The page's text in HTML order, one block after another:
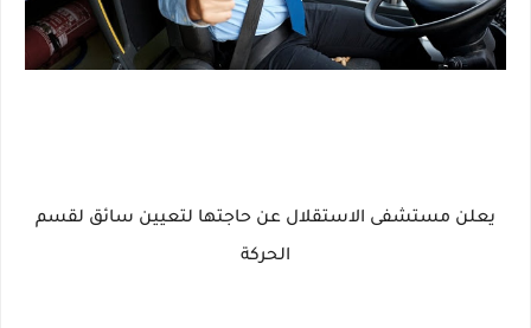
يعلن مستشفى الاستقلال عن حاجتها لتعيين سائق لقسم
الحركة